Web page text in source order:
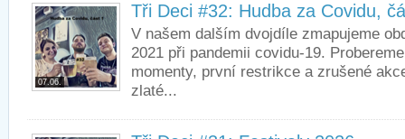
07.06.
Tři Deci #32: Hudba za Covidu,
V našem dalším dvojdíle zmapujeme
2021 při pandemii covidu-19.
momenty, první restrikce a zrušené
zlaté...